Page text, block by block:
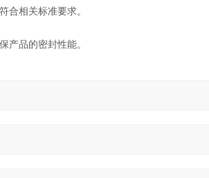
相关标准要求。
品的密封性能。